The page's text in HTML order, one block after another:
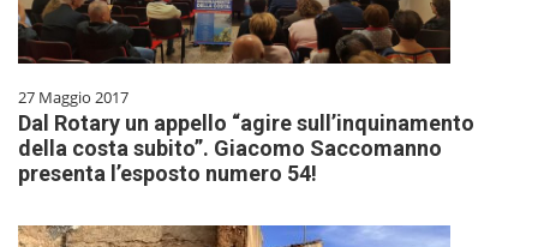
27 Maggio 2017
Dal Rotary un appello “agire sull’inquinamento
della costa subito”. Giacomo Saccomanno
presenta l’esposto numero 54!